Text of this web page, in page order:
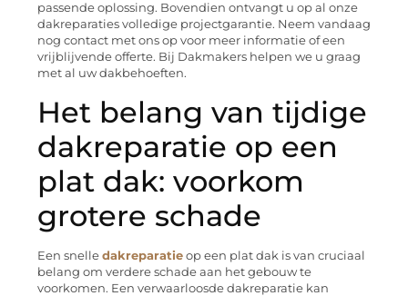
passende oplossing. Bovendien ontvangt u op al onze
dakreparaties volledige projectgarantie. Neem vandaag
nog contact met ons op voor meer informatie of een
vrijblijvende offerte. Bij Dakmakers helpen we u graag
met al uw dakbehoeften.
Het belang van tijdige
dakreparatie op een
plat dak: voorkom
grotere schade
Een snelle dakreparatie op een plat dak is van cruciaal
belang om verdere schade aan het gebouw te
voorkomen. Een verwaarloosde dakreparatie kan